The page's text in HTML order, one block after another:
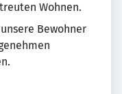
Wohnen.
Bewohner